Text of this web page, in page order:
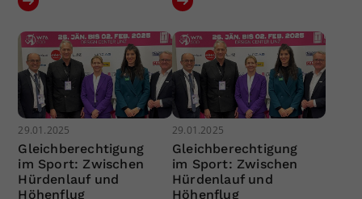
29.01.2025
Gleichberechtigung
im Sport: Zwischen
Hürdenlauf und
Höhenflug
29.01.2025
Gleichberechtigung
im Sport: Zwischen
Hürdenlauf und
Höhenflug